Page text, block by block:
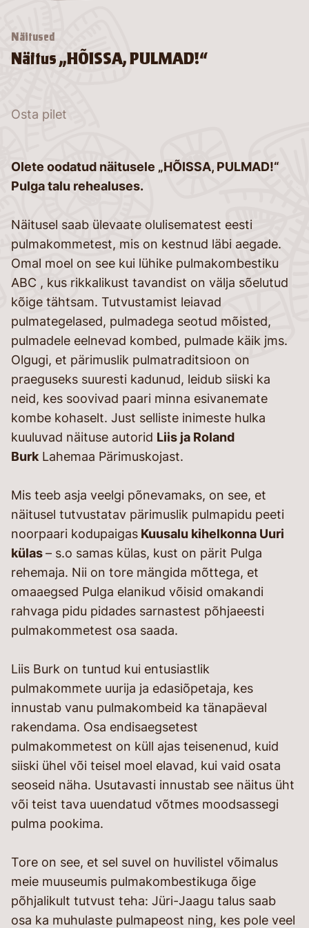
Näitused
Näitus „HÕISSA, PULMAD!“
Osta pilet
Olete oodatud näitusele „HÕISSA, PULMAD!“
Pulga talu rehealuses.
Näitusel saab ülevaate olulisematest eesti
pulmakommetest, mis on kestnud läbi aegade.
Omal moel on see kui lühike pulmakombestiku
ABC , kus rikkalikust tavandist on välja sõelutud
kõige tähtsam. Tutvustamist leiavad
pulmategelased, pulmadega seotud mõisted,
pulmadele eelnevad kombed, pulmade käik jms.
Olgugi, et pärimuslik pulmatraditsioon on
praeguseks suuresti kadunud, leidub siiski ka
neid, kes soovivad paari minna esivanemate
kombe kohaselt. Just selliste inimeste hulka
kuuluvad näituse autorid Liis ja Roland
Burk Lahemaa Pärimuskojast.
Mis teeb asja veelgi põnevamaks, on see, et
näitusel tutvustatav pärimuslik pulmapidu peeti
noorpaari kodupaigas Kuusalu kihelkonna Uuri
külas– s.o samas külas, kust on pärit Pulga
rehemaja. Nii on tore mängida mõttega, et
omaaegsed Pulga elanikud võisid omakandi
rahvaga pidu pidades sarnastest põhjaeesti
pulmakommetest osa saada.
Liis Burk on tuntud kui entusiastlik
pulmakommete uurija ja edasiõpetaja, kes
innustab vanu pulmakombeid ka tänapäeval
rakendama. Osa endisaegsetest
pulmakommetest on küll ajas teisenenud, kuid
siiski ühel või teisel moel elavad, kui vaid osata
seoseid näha. Usutavasti innustab see näitus üht
või teist tava uuendatud võtmes moodsassegi
pulma pookima.
Tore on see, et sel suvel on huvilistel võimalus
meie muuseumis pulmakombestikuga õige
põhjalikult tutvust teha: Jüri-Jaagu talus saab
osa ka muhulaste pulmapeost ning, kes pole veel